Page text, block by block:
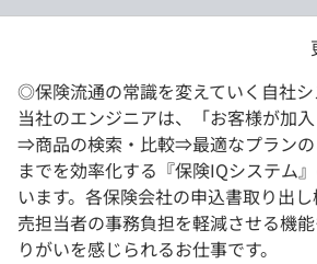
◎保険流通の常識を変えていく自社
当社のエンジニアは、「お客様が加
⇒商品の検索・比較⇒最適なプランの
までを効率化する『保険IQシステム
います。各保険会社の申込書取り出
売担当者の事務負担を軽減させる機
りがいを感じられるお仕事です。